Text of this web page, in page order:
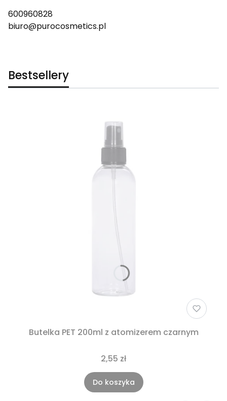
600960828
biuro@purocosmetics.pl
Bestsellery
Butelka PET 200ml z atomizerem czarnym
2,55 zł
Do koszyka